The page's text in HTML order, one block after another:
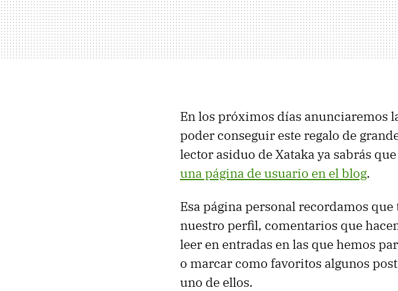
En los próximos días anunciaremos
poder conseguir este regalo de
lector asiduo de Xataka ya sabrás
una página de usuario en el blog.
Esa página personal recordamos
nuestro perfil, comentarios que
leer en entradas en las que hemos
o marcar como favoritos algunos
uno de ellos.